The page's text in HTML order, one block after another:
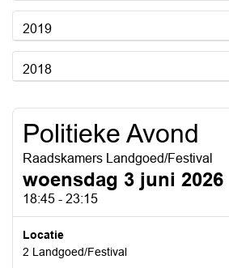
2019
2018
Politieke Avond
Raadskamers Landgoed/Festival
woensdag 3 juni 2026
18:45 - 23:15
Locatie
2 Landgoed/Festival